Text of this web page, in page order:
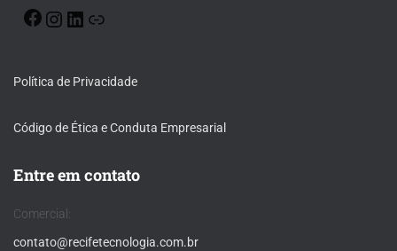
Política de Privacidade
Código de Ética e Conduta Empresarial
Entre em contato
Comercial:
contato@recifetecnologia.com.br